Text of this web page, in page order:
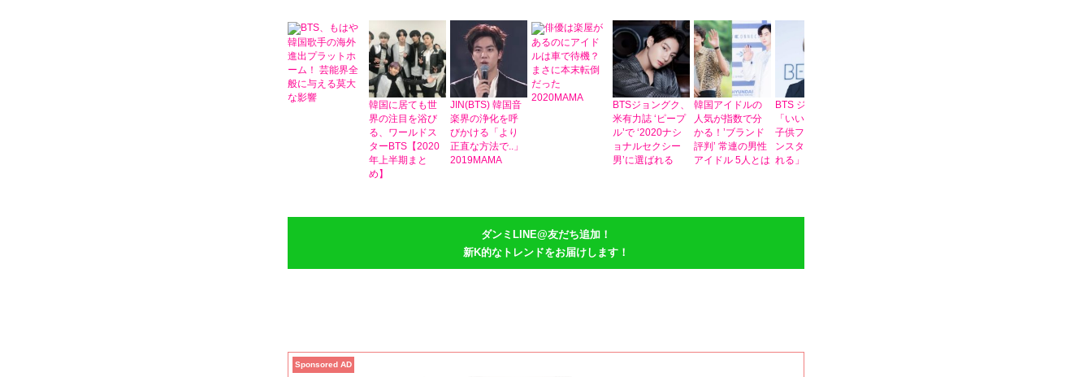
BTS、もはや
韓国歌手の海外
進出プラットホ
ーム！ 芸能界全
般に与える莫大
な影響
韓国に居ても世
界の注目を浴び
る、ワールドス
ターBTS【2020
年上半期まと
め】
JIN(BTS) 韓国音
楽界の浄化を呼
びかける「より
正直な方法で..」
2019MAMA
俳優は楽屋が
あるのにアイド
ルは車で待機？
まさに本末転倒
だった
2020MAMA
BTSジョングク、
米有力誌 ‘ピープ
ル’で ‘2020ナシ
ョナルセクシー
男’に選ばれる
韓国アイドルの
人気が指数で分
かる！’ブランド
評判’ 常連の男性
アイドル 5人とは
BTS ジミンが
「いいね」した
子供ファンのイ
ンスタが「癒さ
れる」と話題
ダンミLINE@友だち追加！
新K的なトレンドをお届けします！
Sponsored AD